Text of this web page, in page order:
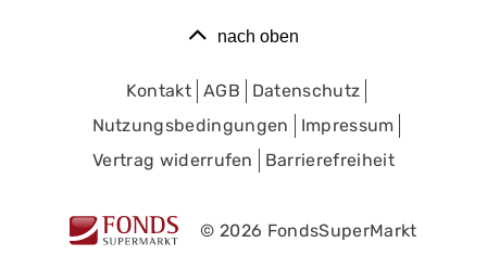
nach oben
Kontakt AGB
Datenschutz
Nutzungsbedingungen
Impressum
Vertrag widerrufen
Barrierefreiheit
© 2026 FondsSuperMarkt